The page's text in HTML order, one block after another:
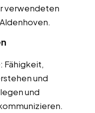
verwendeten
: Fähigkeit,
und
und